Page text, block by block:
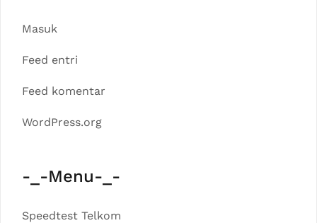
Masuk
Feed entri
Feed komentar
WordPress.org
-_-Menu-_-
Speedtest Telkom